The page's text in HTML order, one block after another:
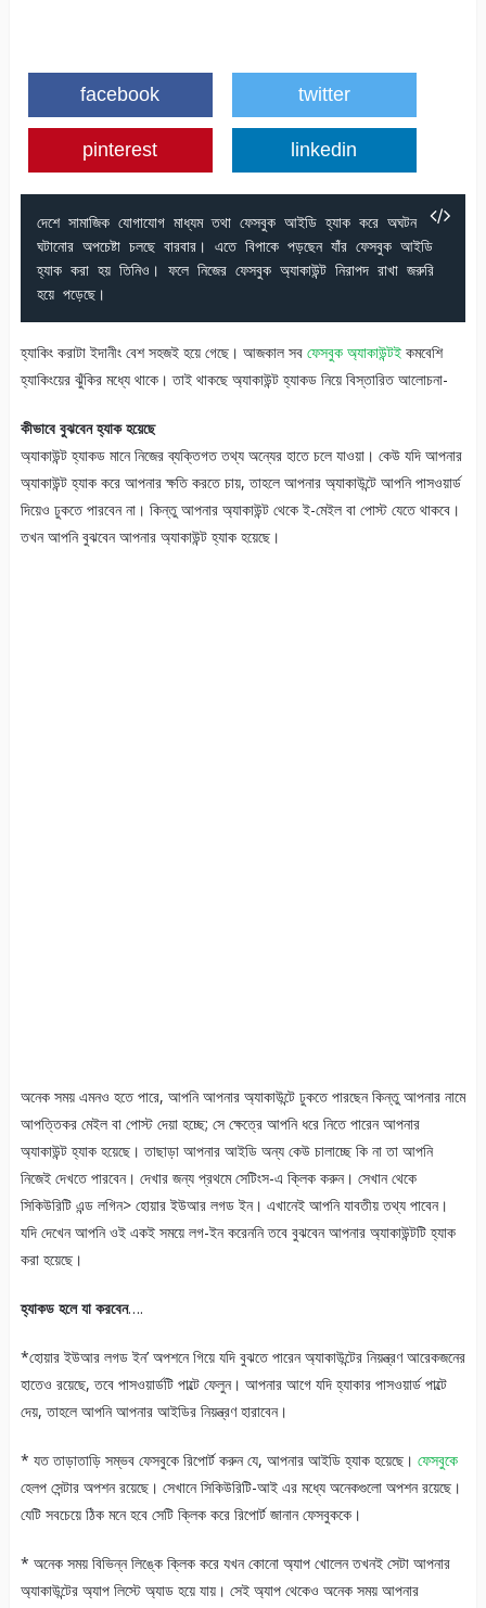
facebook twitter
pinterest linkedin
দেশে সামাজিক যোগাযোগ মাধ্যম তথা ফেসবুক আইডি হ্যাক করে অঘটন
ঘটানোর অপচেষ্টা চলছে বারবার। এতে বিপাকে পড়ছেন যাঁর ফেসবুক আইডি
হ্যাক করা হয় তিনিও। ফলে নিজের ফেসবুক অ্যাকাউন্ট নিরাপদ রাখা জরুরি
হয়ে পড়েছে।
হ্যাকিং করাটা ইদানীং বেশ সহজই হয়ে গেছে। আজকাল সব ফেসবুক অ্যাকাউন্টইকমবেশি
হ্যাকিংয়ের ঝুঁকির মধ্যে থাকে। তাই থাকছে অ্যাকাউন্ট হ্যাকড নিয়ে বিস্তারিত আলোচনা-
কীভাবে বুঝবেন হ্যাক হয়েছে
অ্যাকাউন্ট হ্যাকড মানে নিজের ব্যক্তিগত তথ্য অন্যের হাতে চলে যাওয়া। কেউ যদি আপনার
অ্যাকাউন্ট হ্যাক করে আপনার ক্ষতি করতে চায়, তাহলে আপনার অ্যাকাউন্টে আপনি পাসওয়ার্ড
দিয়েও ঢুকতে পারবেন না। কিন্তু আপনার অ্যাকাউন্ট থেকে ই-মেইল বা পোস্ট যেতে থাকবে।
তখন আপনি বুঝবেন আপনার অ্যাকাউন্ট হ্যাক হয়েছে।
অনেক সময় এমনও হতে পারে, আপনি আপনার অ্যাকাউন্টে ঢুকতে পারছেন কিন্তু আপনার নামে
আপত্তিকর মেইল বা পোস্ট দেয়া হচ্ছে; সে ক্ষেত্রে আপনি ধরে নিতে পারেন আপনার
অ্যাকাউন্ট হ্যাক হয়েছে। তাছাড়া আপনার আইডি অন্য কেউ চালাচ্ছে কি না তা আপনি
নিজেই দেখতে পারবেন। দেখার জন্য প্রথমে সেটিংস-এ ক্লিক করুন। সেখান থেকে
সিকিউরিটি এন্ড লগিন> হোয়ার ইউআর লগড ইন। এখানেই আপনি যাবতীয় তথ্য পাবেন।
যদি দেখেন আপনি ওই একই সময়ে লগ-ইন করেননি তবে বুঝবেন আপনার অ্যাকাউন্টটি হ্যাক
করা হয়েছে।
হ্যাকড হলে যা করবেন….
*হোয়ার ইউআর লগড ইন’ অপশনে গিয়ে যদি বুঝতে পারেন অ্যাকাউন্টের নিয়ন্ত্রণ আরেকজনের
হাতেও রয়েছে, তবে পাসওয়ার্ডটি পাল্টে ফেলুন। আপনার আগে যদি হ্যাকার পাসওয়ার্ড পাল্টে
দেয়, তাহলে আপনি আপনার আইডির নিয়ন্ত্রণ হারাবেন।
* যত তাড়াতাড়ি সম্ভব ফেসবুকে রিপোর্ট করুন যে, আপনার আইডি হ্যাক হয়েছে। ফেসবুকে
হেলপ সেন্টার অপশন রয়েছে। সেখানে সিকিউরিটি-আই এর মধ্যে অনেকগুলো অপশন রয়েছে।
যেটি সবচেয়ে ঠিক মনে হবে সেটি ক্লিক করে রিপোর্ট জানান ফেসবুককে।
* অনেক সময় বিভিন্ন লিঙ্কে ক্লিক করে যখন কোনো অ্যাপ খোলেন তখনই সেটা আপনার
অ্যাকাউন্টের অ্যাপ লিস্টে অ্যাড হয়ে যায়। সেই অ্যাপ থেকেও অনেক সময় আপনার